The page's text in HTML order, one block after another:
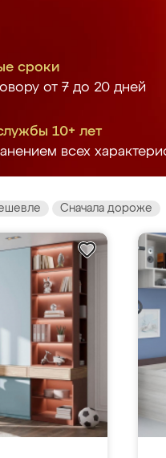
сроки
от 7 до 20 дней
10+ лет
всех
Сначала дороже